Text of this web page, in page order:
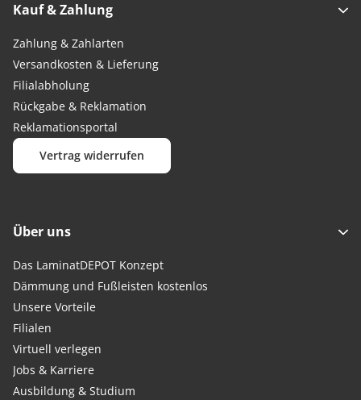
Kauf & Zahlung
Zahlung & Zahlarten
Versandkosten & Lieferung
Filialabholung
Rückgabe & Reklamation
Reklamationsportal
Vertrag widerrufen
Über uns
Das LaminatDEPOT Konzept
Dämmung und Fußleisten kostenlos
Unsere Vorteile
Filialen
Virtuell verlegen
Jobs & Karriere
Ausbildung & Studium